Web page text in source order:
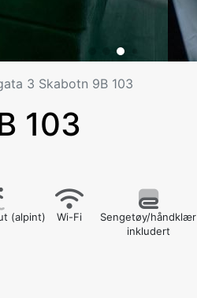
3 Skabotn 9B 103
103
(alpint) Wi-Fi
Sengetøy/håndklær
inkludert